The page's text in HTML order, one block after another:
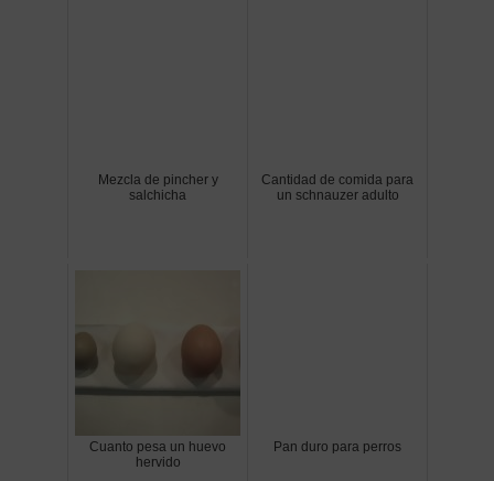
Mezcla de pincher y
salchicha
Cantidad de comida para
un schnauzer adulto
Cuanto pesa un huevo
hervido
Pan duro para perros